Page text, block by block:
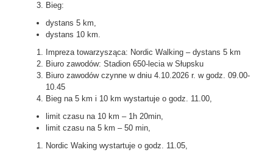
Bieg:
dystans 5 km,
dystans 10 km.
Impreza towarzysząca: Nordic Walking – dystans 5 km
Biuro zawodów: Stadion 650-lecia w Słupsku
Biuro zawodów czynne w dniu 4.10.2026 r. w godz. 09.00-
10.45
Bieg na 5 km i 10 km wystartuje o godz. 11.00,
limit czasu na 10 km – 1h 20min,
limit czasu na 5 km – 50 min,
Nordic Waking wystartuje o godz. 11.05,